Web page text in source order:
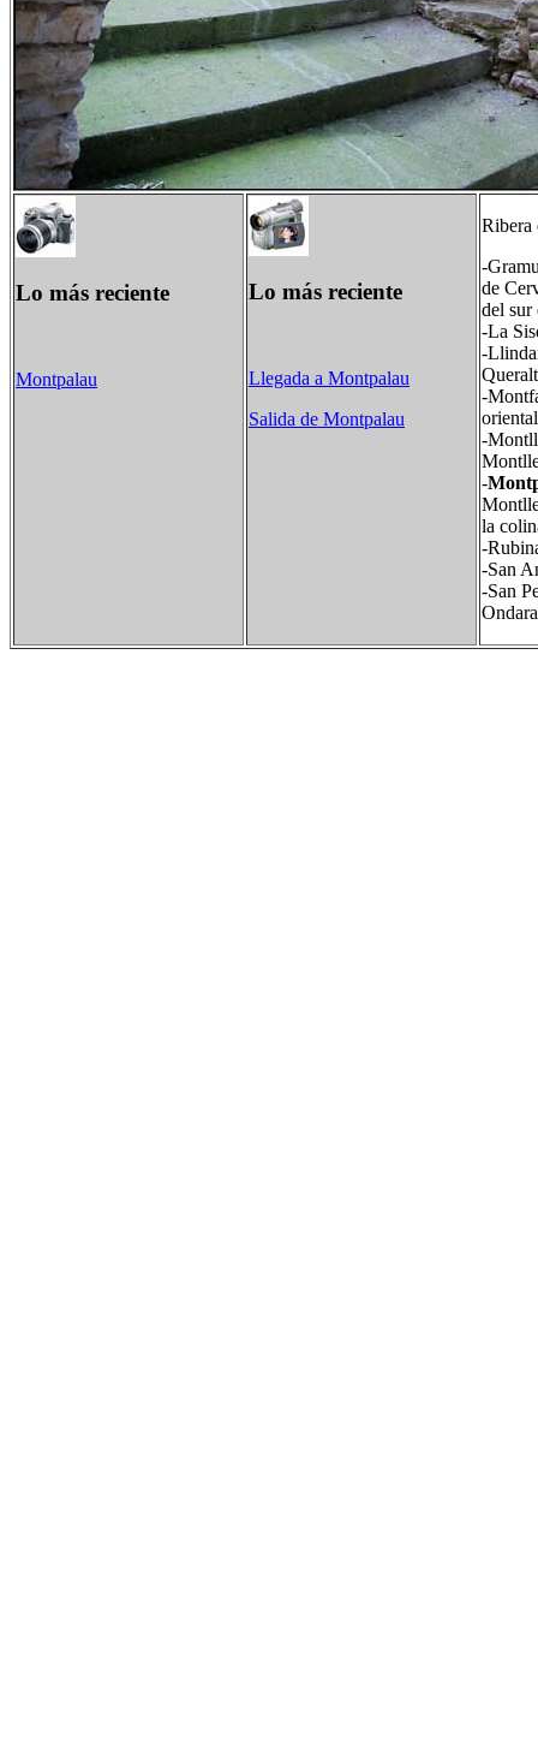
Lo más reciente
Montpalau
Lo más reciente
Llegada a Montpalau
Salida de Montpalau
Ribera
-
de
del sur
-La
-
-
-
-
la
-
-San
-San